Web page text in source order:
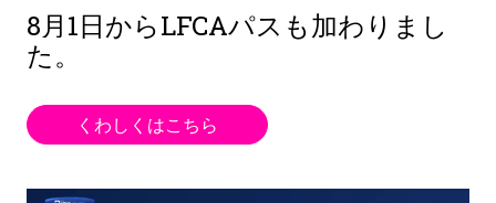
8月1日からLFCAパスも加わりまし
た。
くわしくはこちら